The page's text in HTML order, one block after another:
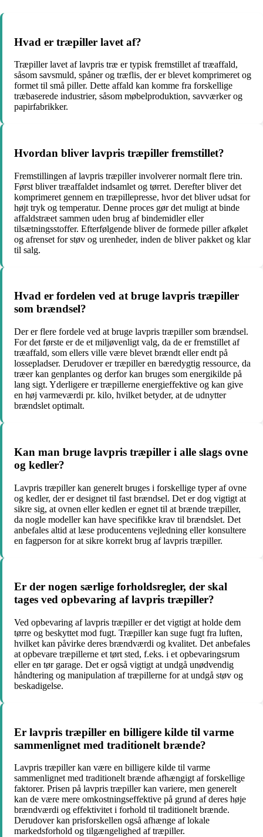
Hvad er træpiller lavet af?
Træpiller lavet af lavpris træ er typisk fremstillet af træaffald,
såsom savsmuld, spåner og træflis, der er blevet komprimeret og
formet til små piller. Dette affald kan komme fra forskellige
træbaserede industrier, såsom møbelproduktion, savværker og
papirfabrikker.
Hvordan bliver lavpris træpiller fremstillet?
Fremstillingen af lavpris træpiller involverer normalt flere trin.
Først bliver træaffaldet indsamlet og tørret. Derefter bliver det
komprimeret gennem en træpillepresse, hvor det bliver udsat for
højt tryk og temperatur. Denne proces gør det muligt at binde
affaldstræet sammen uden brug af bindemidler eller
tilsætningsstoffer. Efterfølgende bliver de formede piller afkølet
og afrenset for støv og urenheder, inden de bliver pakket og klar
til salg.
Hvad er fordelen ved at bruge lavpris træpiller
som brændsel?
Der er flere fordele ved at bruge lavpris træpiller som brændsel.
For det første er de et miljøvenligt valg, da de er fremstillet af
træaffald, som ellers ville være blevet brændt eller endt på
lossepladser. Derudover er træpiller en bæredygtig ressource, da
træer kan genplantes og derfor kan bruges som energikilde på
lang sigt. Yderligere er træpillerne energieffektive og kan give
en høj varmeværdi pr. kilo, hvilket betyder, at de udnytter
brændslet optimalt.
Kan man bruge lavpris træpiller i alle slags ovne
og kedler?
Lavpris træpiller kan generelt bruges i forskellige typer af ovne
og kedler, der er designet til fast brændsel. Det er dog vigtigt at
sikre sig, at ovnen eller kedlen er egnet til at brænde træpiller,
da nogle modeller kan have specifikke krav til brændslet. Det
anbefales altid at læse producentens vejledning eller konsultere
en fagperson for at sikre korrekt brug af lavpris træpiller.
Er der nogen særlige forholdsregler, der skal
tages ved opbevaring af lavpris træpiller?
Ved opbevaring af lavpris træpiller er det vigtigt at holde dem
tørre og beskyttet mod fugt. Træpiller kan suge fugt fra luften,
hvilket kan påvirke deres brændværdi og kvalitet. Det anbefales
at opbevare træpillerne et tørt sted, f.eks. i et opbevaringsrum
eller en tør garage. Det er også vigtigt at undgå unødvendig
håndtering og manipulation af træpillerne for at undgå støv og
beskadigelse.
Er lavpris træpiller en billigere kilde til varme
sammenlignet med traditionelt brænde?
Lavpris træpiller kan være en billigere kilde til varme
sammenlignet med traditionelt brænde afhængigt af forskellige
faktorer. Prisen på lavpris træpiller kan variere, men generelt
kan de være mere omkostningseffektive på grund af deres høje
brændværdi og effektivitet i forhold til traditionelt brænde.
Derudover kan prisforskellen også afhænge af lokale
markedsforhold og tilgængelighed af træpiller.